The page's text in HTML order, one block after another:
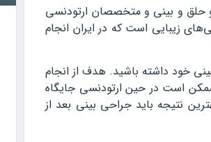
حلق و بینی و متخصصان ارتودنسی
زیبایی است که در ایران انجام
خود داشته باشید. هدف از انجام
ممکن است در حین ارتودنسی جایگاه
نتیجه باید جراحی بینی بعد از